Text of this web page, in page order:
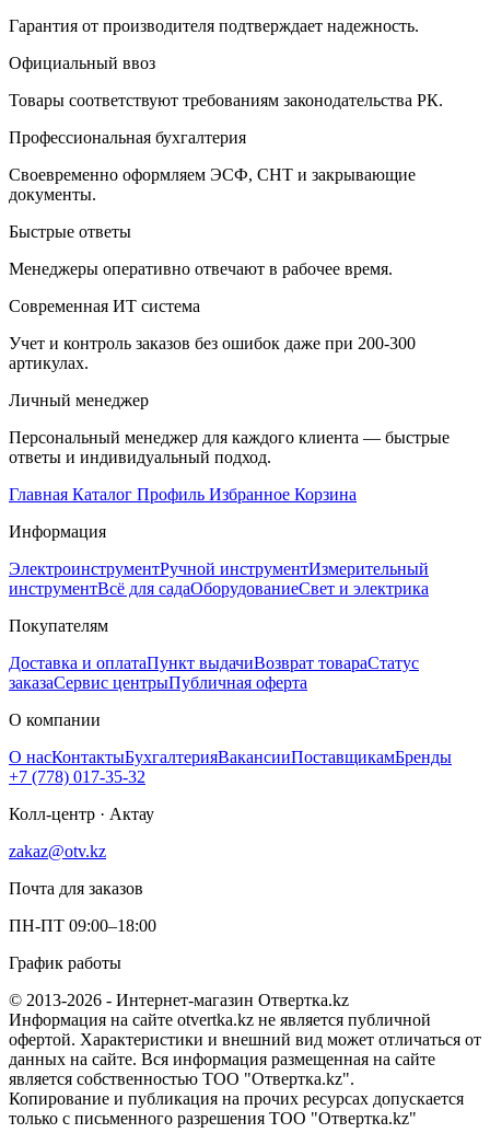
Гарантия от производителя подтверждает надежность.
Официальный ввоз
Товары соответствуют требованиям законодательства РК.
Профессиональная бухгалтерия
Своевременно оформляем ЭСФ, СНТ и закрывающие
документы.
Быстрые ответы
Менеджеры оперативно отвечают в рабочее время.
Современная ИТ система
Учет и контроль заказов без ошибок даже при 200-300
артикулах.
Личный менеджер
Персональный менеджер для каждого клиента — быстрые
ответы и индивидуальный подход.
Главная Каталог Профиль Избранное Корзина
Информация
ЭлектроинструментРучной инструментИзмерительный
инструментВсё для садаОборудованиеСвет и электрика
Покупателям
Доставка и оплатаПункт выдачиВозврат товараСтатус
заказаСервис центрыПубличная оферта
О компании
О насКонтактыБухгалтерияВакансииПоставщикамБренды
+7 (778) 017-35-32
Колл-центр · Актау
zakaz@otv.kz
Почта для заказов
ПН-ПТ 09:00–18:00
График работы
© 2013-2026 - Интернет-магазин Отвертка.kz
Информация на сайте otvertka.kz не является публичной
офертой. Характеристики и внешний вид может отличаться от
данных на сайте. Вся информация размещенная на сайте
является собственностью ТОО "Отвертка.kz".
Копирование и публикация на прочих ресурсах допускается
только с письменного разрешения ТОО "Отвертка.kz"